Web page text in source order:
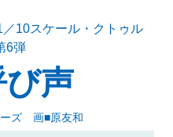
10スケール・クトゥル
6弾
声
ーズ 画■原友和